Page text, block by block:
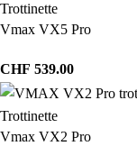
Trottinette
Vmax VX5 Pro
CHF 539.00
Trottinette
Vmax VX2 Pro